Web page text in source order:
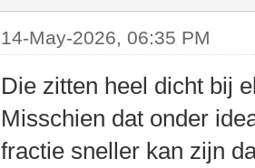
14-May-2026, 06:35 PM
Die zitten heel dicht bij
Misschien dat onder
fractie sneller kan zijn